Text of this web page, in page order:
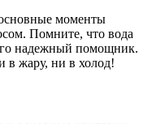
моменты
Помните, что вода
надежный помощник.
в жару, ни в холод!